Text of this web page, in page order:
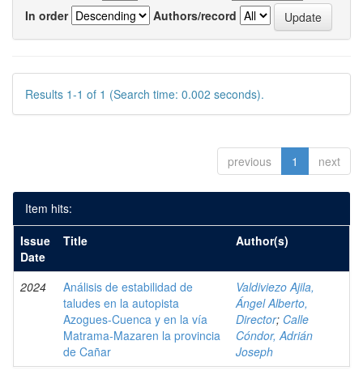
In order
Authors/record
Results 1-1 of 1 (Search time: 0.002 seconds).
previous 1 next
Item hits:
Issue
Date
Title Author(s)
2024
Análisis de estabilidad de
taludes en la autopista
Azogues-Cuenca y en la vía
Matrama-Mazaren la provincia
de Cañar
Valdiviezo Ajila,
Ángel Alberto,
Director; Calle
Cóndor, Adrián
Joseph